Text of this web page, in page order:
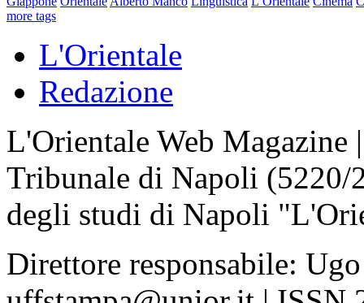
more tags
L'Orientale
Redazione
L'Orientale Web Magazine
Tribunale di Napoli
degli studi di Napoli
Direttore responsabile: